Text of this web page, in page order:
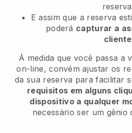
E assim que a reserva
poderá capturar a
cliente
À medida que você passa a
on-line, convém ajustar os
da sua reserva para facilitar
requisitos em alguns
dispositivo a qualquer
necessário ser um gênio